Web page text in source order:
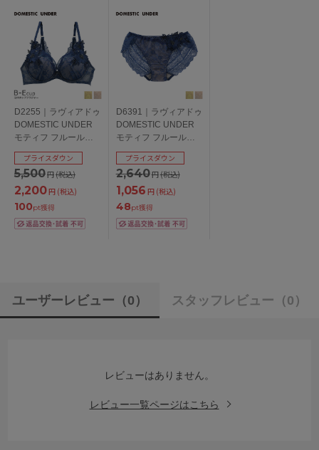
D2255｜ラヴィアドゥ
DOMESTIC UNDER
モティフ フルール
D2255シリーズ ブラ
ジャー単品 全3色 B-
E/65-80
5,500円(税込)
プライスダウン
2,200円 (税込)
100pt獲得
D6391｜ラヴィアドゥ
DOMESTIC UNDER
モティフ フルール
D2255シリーズ スタ
ンダードショーツ 全3
色 M/L
2,640円(税込)
プライスダウン
1,056 円 (税込)
48pt獲得
ユーザーレビュー （0） スタッフレビュー （0）
レビューはありません。
レビュー一覧ページはこちら